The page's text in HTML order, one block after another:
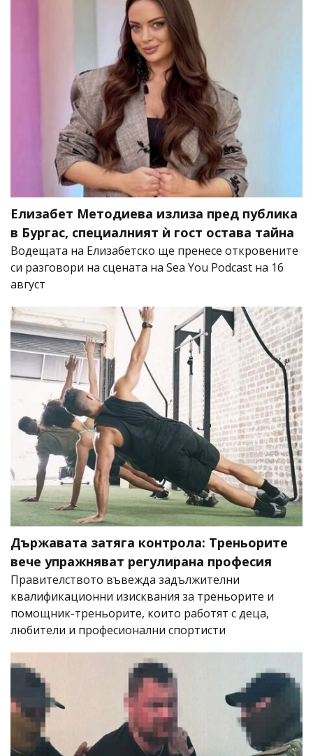
Елизабет Методиева излиза пред публика
в Бургас, специалният ѝ гост остава тайна
Водещата на Елизабетско ще пренесе откровените
си разговори на сцената на Sea You Podcast на 16
август
Държавата затяга контрола: Треньорите
вече упражняват регулирана професия
Правителството въвежда задължителни
квалификационни изисквания за треньорите и
помощник-треньорите, които работят с деца,
любители и професионални спортисти